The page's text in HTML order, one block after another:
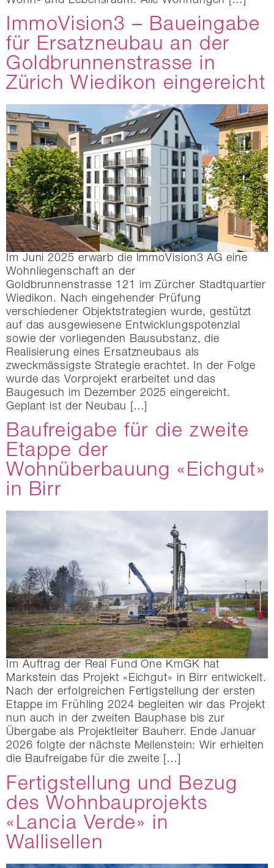
ImmoVision3 – Baueingabe
für Ersatzneubau an der
Goldbrunnenstrasse in
Zürich Wiedikon eingereicht
Im Juni 2025 erwarb die ImmoVision3 AG eine
Wohnliegenschaft an der
Goldbrunnenstrasse 121 im Zürcher Stadtquartier
Wiedikon. Nach eingehender Prüfung
verschiedener Objektstrategien wurde, gestützt
auf das ausgewiesene Entwicklungspotenzial
sowie der vorliegenden Bausubstanz, die
Realisierung eines Ersatzneubaus als
zweckmässigste Strategie erachtet. In der Folge
wurde das Vorprojekt erarbeitet und das
Baugesuch im Dezember 2025 eingereicht.
Geplant ist der Neubau […]
Baufreigabe für die zweite
Etappe der
Wohnüberbauung «Eichgut»
in Birr
Im Auftrag der Real Fund One KmGK hat
Markstein das Projekt «Eichgut» in Birr entwickelt.
Nach der erfolgreichen Fertigstellung der ersten
Etappe im Frühling 2024 begleiten wir das Projekt
nun auch in der zweiten Bauphase bis zur
Übergabe als Projektleiter Bauherr. Ende Januar
2026 folgte der nächste Meilenstein: Wir erhielten
die Baufreigabe für die zweite […]
Fertigstellung und Bezug
des Wohnbauprojekts
«Lancia Verde» in
Wallisellen